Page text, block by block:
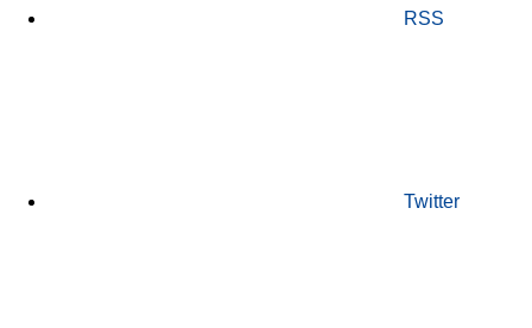
RSS
Twitter